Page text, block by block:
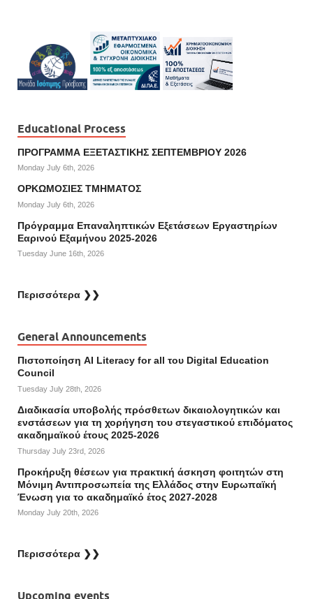
Educational Process
ΠΡΟΓΡΑΜΜΑ ΕΞΕΤΑΣΤΙΚΗΣ ΣΕΠΤΕΜΒΡΙΟΥ 2026
Monday July 6th, 2026
ΟΡΚΩΜΟΣΙΕΣ ΤΜΗΜΑΤΟΣ
Monday July 6th, 2026
Πρόγραμμα Επαναληπτικών Εξετάσεων Εργαστηρίων
Εαρινού Εξαμήνου 2025-2026
Tuesday June 16th, 2026
Περισσότερα ❯❯
General Announcements
Πιστοποίηση AI Literacy for all του Digital Education
Council
Tuesday July 28th, 2026
Διαδικασία υποβολής πρόσθετων δικαιολογητικών και
ενστάσεων για τη χορήγηση του στεγαστικού επιδόματος
ακαδημαϊκού έτους 2025-2026
Thursday July 23rd, 2026
Προκήρυξη θέσεων για πρακτική άσκηση φοιτητών στη
Μόνιμη Αντιπροσωπεία της Ελλάδος στην Ευρωπαϊκή
Ένωση για το ακαδημαϊκό έτος 2027-2028
Monday July 20th, 2026
Περισσότερα ❯❯
Upcoming events